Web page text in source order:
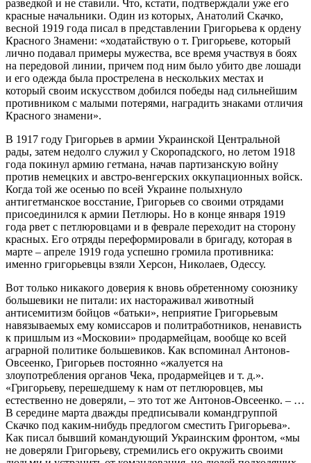
разведкой и не ставили. Что, кстати, подтверждали уже его
красные начальники. Один из которых, Анатолий Скачко,
весной 1919 года писал в представлении Григорьева к ордену
Красного Знамени: «ходатайствую о т. Григорьеве, который
лично подавал примеры мужества, все время участвуя в боях
на передовой линии, причем под ним было убито две лошади
и его одежда была прострелена в нескольких местах и
который своим искусством добился победы над сильнейшим
противником с малыми потерями, наградить знаками отличия
Красного знамени».
В 1917 году Григорьев в армии Украинской Центральной
рады, затем недолго служил у Скоропадского, но летом 1918
года покинул армию гетмана, начав партизанскую войну
против немецких и австро-венгерских оккупационных войск.
Когда той же осенью по всей Украине полыхнуло
антигетманское восстание, Григорьев со своими отрядами
присоединился к армии Петлюры. Но в конце января 1919
года рвет с петлюровцами и в феврале переходит на сторону
красных. Его отряды переформировали в бригаду, которая в
марте – апреле 1919 года успешно громила противника:
именно григорьевцы взяли Херсон, Николаев, Одессу.
Вот только никакого доверия к вновь обретенному союзнику
большевики не питали: их настораживал животный
антисемитизм бойцов «батьки», неприятие Григорьевым
навязываемых ему комиссаров и политработников, ненависть
к пришлым из «Московии» продармейцам, вообще ко всей
аграрной политике большевиков. Как вспоминал Антонов-
Овсеенко, Григорьев постоянно «жалуется на
злоупотребления органов Чека, продармейцев и т. д.».
«Григорьеву, перешедшему к нам от петлюровцев, мы
естественно не доверяли, – это тот же Антонов-Овсеенко. – …
В середине марта дважды предписывали командгруппой
Скачко под каким-нибудь предлогом сместить Григорьева».
Как писал бывший командующий Украинским фронтом, «мы
не доверяли Григорьеву, стремились его окружить своими